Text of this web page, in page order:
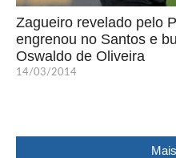
Zagueiro revelado pelo
engrenou no Santos e
Oswaldo de Oliveira
14/03/2014